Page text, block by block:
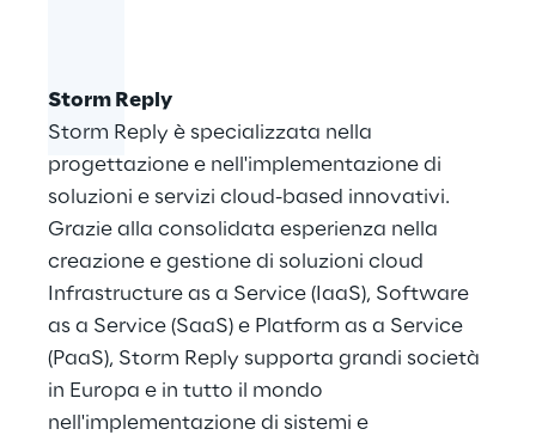
Storm Reply
Storm Reply è specializzata nella
progettazione e nell'implementazione di
soluzioni e servizi cloud-based innovativi.
Grazie alla consolidata esperienza nella
creazione e gestione di soluzioni cloud
Infrastructure as a Service (IaaS), Software
as a Service (SaaS) e Platform as a Service
(PaaS), Storm Reply supporta grandi società
in Europa e in tutto il mondo
nell'implementazione di sistemi e